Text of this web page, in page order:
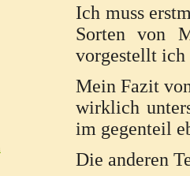
Ich muss
Sorten von
vorgestellt ich
Mein Fazit
wirklich
im gegenteil
Die anderen